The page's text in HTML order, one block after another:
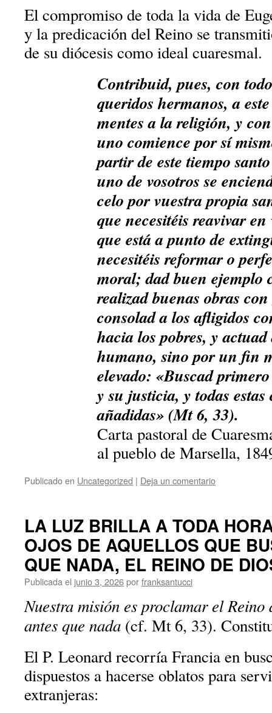
El compromiso de toda la vida de
y la predicación del Reino se
de su diócesis como ideal cuaresmal.
Contribuid, pues, con
queridos hermanos, a
mentes a la religión, y
uno comience por sí
partir de este tiempo
uno de vosotros se
celo por vuestra propia
que necesitéis reavivar
que está a punto de
necesitéis reformar o
moral; dad buen ejemplo
realizad buenas obras
consolad a los afligidos
hacia los pobres, y
humano, sino por un fin
elevado: «Buscad
y su justicia, y todas estas
añadidas» (Mt 6, 33).
Carta pastoral de
al pueblo de Marsella,
Publicado en Uncategorized | Deja un comentario
LA LUZ BRILLA A TODA
OJOS DE AQUELLOS QUE
QUE NADA, EL REINO DE
Publicada el junio 3, 2026porfranksantucci
Nuestra misión es proclamar el
antes que nada (cf. Mt 6, 33).
El P. Leonard recorría Francia en
dispuestos a hacerse oblatos para
extranjeras: